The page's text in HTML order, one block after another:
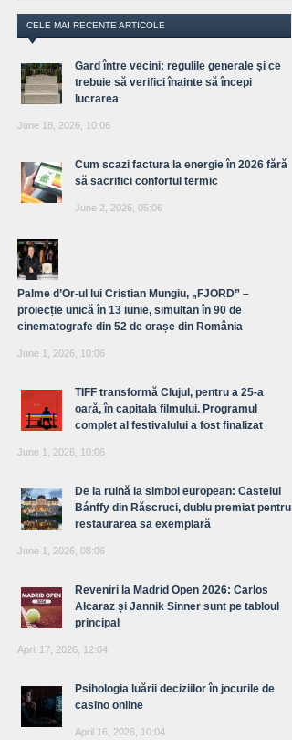
CELE MAI RECENTE ARTICOLE
Gard între vecini: regulile generale și ce
trebuie să verifici înainte să începi
lucrarea
June 18, 2026, 10:06
Cum scazi factura la energie în 2026 fără
să sacrifici confortul termic
June 2, 2026, 05:06
Palme d’Or-ul lui Cristian Mungiu, „FJORD” –
proiecție unică în 13 iunie, simultan în 90 de
cinematografe din 52 de orașe din România
June 1, 2026, 10:06
TIFF transformă Clujul, pentru a 25-a
oară, în capitala filmului. Programul
complet al festivalului a fost finalizat
June 1, 2026, 10:06
De la ruină la simbol european: Castelul
Bánffy din Răscruci, dublu premiat pentru
restaurarea sa exemplară
June 1, 2026, 08:06
Reveniri la Madrid Open 2026: Carlos
Alcaraz și Jannik Sinner sunt pe tabloul
principal
April 17, 2026, 12:04
Psihologia luării deciziilor în jocurile de
casino online
April 16, 2026, 10:04